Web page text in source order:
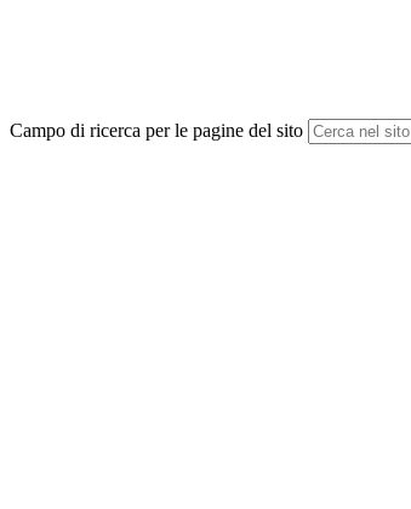
Campo di ricerca per le pagine del sito